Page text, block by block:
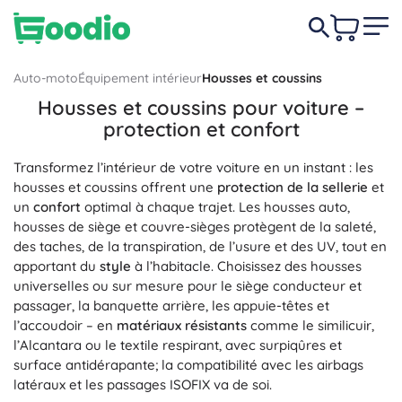
Auto-motoÉquipement intérieurHousses et coussins
Housses et coussins pour voiture –
protection et confort
Transformez l’intérieur de votre voiture en un instant : les
housses et coussins offrent une protection de la sellerie et
un confort optimal à chaque trajet. Les housses auto,
housses de siège et couvre-sièges protègent de la saleté,
des taches, de la transpiration, de l’usure et des UV, tout en
apportant du style à l’habitacle. Choisissez des housses
universelles ou sur mesure pour le siège conducteur et
passager, la banquette arrière, les appuie-têtes et
l’accoudoir – en matériaux résistants comme le similicuir,
l’Alcantara ou le textile respirant, avec surpiqûres et
surface antidérapante; la compatibilité avec les airbags
latéraux et les passages ISOFIX va de soi.